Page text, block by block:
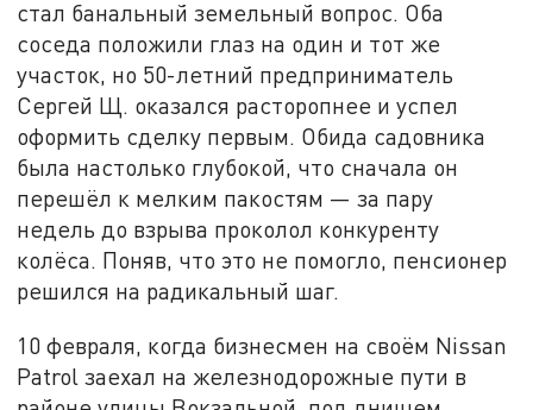
стал банальный земельный вопрос. Оба
соседа положили глаз на один и тот же
участок, но 50-летний предприниматель
Сергей Щ. оказался расторопнее и успел
оформить сделку первым. Обида садовника
была настолько глубокой, что сначала он
перешёл к мелким пакостям — за пару
недель до взрыва проколол конкуренту
колёса. Поняв, что это не помогло, пенсионер
решился на радикальный шаг.
10 февраля, когда бизнесмен на своём Nissan
Patrol заехал на железнодорожные пути в